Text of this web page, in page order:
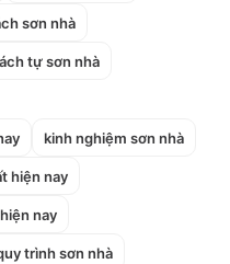
sơn nhà
tự sơn nhà
kinh nghiệm sơn nhà
hiện nay
nay
trình sơn nhà